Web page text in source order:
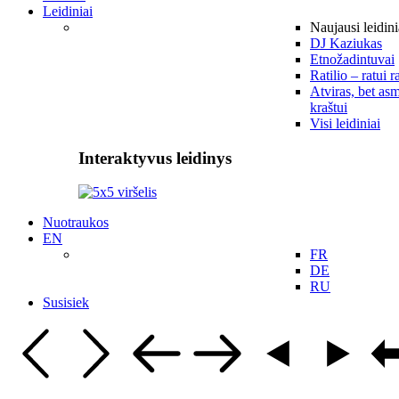
Leidiniai
Naujausi
DJ Kaziukas
Etnožadintuvai
Ratilio – ratui
Atviras, bet
kraštui
Visi leidiniai
Interaktyvus leidinys
Nuotraukos
EN
FR
DE
RU
Susisiek